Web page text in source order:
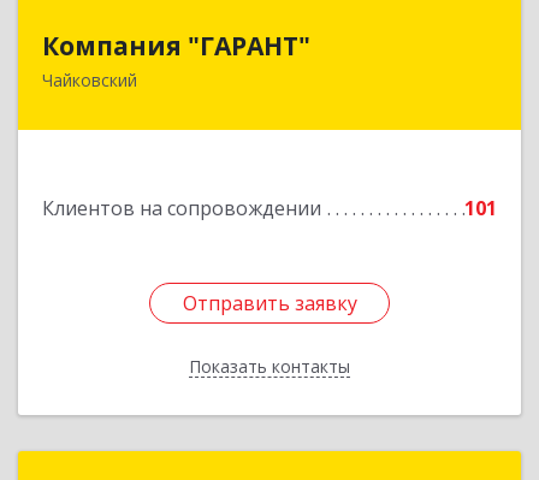
Компания "ГАРАНТ"
Чайковский
Клиентов на сопровождении 101
Отправить заявку
Показать контакты
617760, Пермский край, Чайковский г, Карла
Отправить заявку
Назад